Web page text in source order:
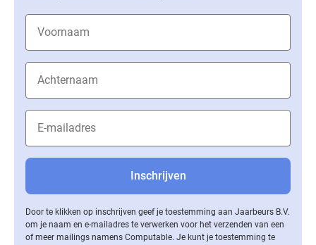
Door te klikken op inschrijven geef je toestemming aan Jaarbeurs B.V.
om je naam en e-mailadres te verwerken voor het verzenden van een
of meer mailings namens Computable. Je kunt je toestemming te